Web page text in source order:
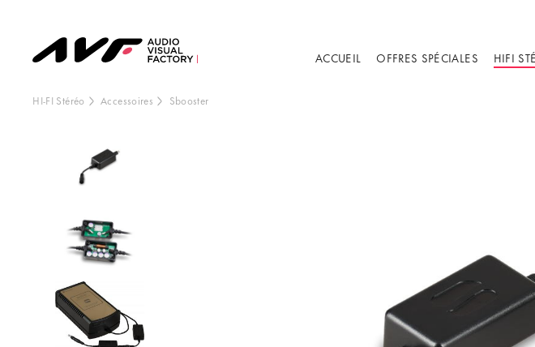
ACCUEIL OFFRES SPÉCIALES HIFI
HI-FI Stéréo Accessoires Sbooster
Voir la vidéo Ne plus